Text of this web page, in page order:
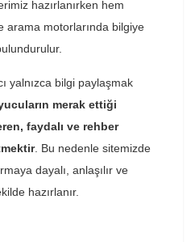
hazırlanırken hem
arama motorlarında bilgiye
yalnızca bilgi paylaşmak
merak ettiği
faydalı ve rehber
. Bu nedenle sitemizde
dayalı, anlaşılır ve
hazırlanır.